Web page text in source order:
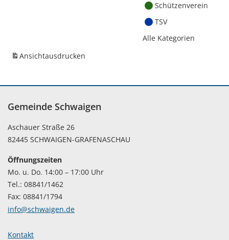
Schützenverein
TSV
Alle Kategorien
Ansichtausdrucken
Gemeinde Schwaigen
Aschauer Straße 26
82445 SCHWAIGEN-GRAFENASCHAU
Öffnungszeiten
Mo. u. Do. 14:00 – 17:00 Uhr
Tel.: 08841/1462
Fax: 08841/1794
info@schwaigen.de
Kontakt